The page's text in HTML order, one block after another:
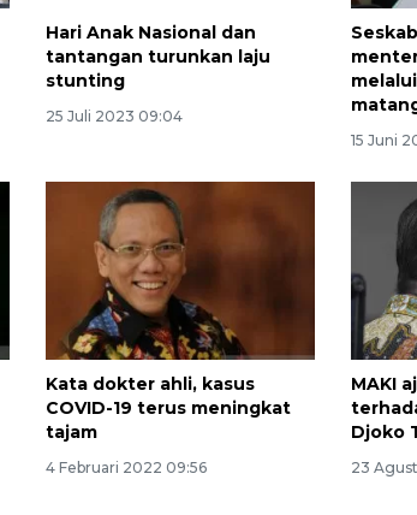
Hari Anak Nasional dan
tantangan turunkan laju
stunting
25 Juli 2023 09:04
15 Juni
Kata dokter ahli, kasus
COVID-19 terus meningkat
tajam
4 Februari 2022 09:56
MAKI
Djoko
23
2026-08-05